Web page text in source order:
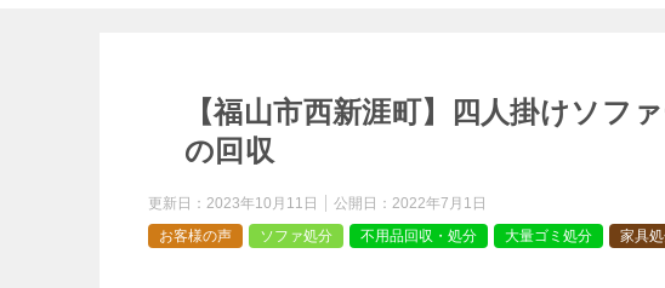
【福山市西新涯町】四人掛けソフ
の回収
更新日： 2023年10月11日 公開日： 2022年7月1日
お客様の声
ソファ処分 不用品回収・処分 大量ゴミ処分 家具